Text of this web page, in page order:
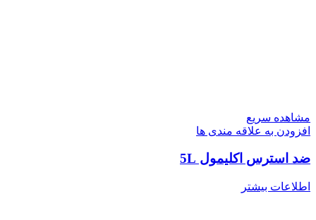
مشاهده سریع
افزودن به علاقه مندی ها
ضد استرس اکلیمول 5L
اطلاعات بیشتر